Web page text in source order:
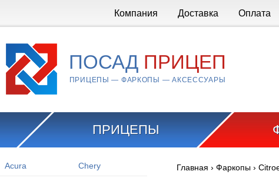
Компания Доставка Оплата
ПОСАД ПРИЦЕП
ПРИЦЕПЫ — ФАРКОПЫ — АКСЕССУАРЫ
ПРИЦЕПЫ
Acura Chery Главная › Фаркопы ›